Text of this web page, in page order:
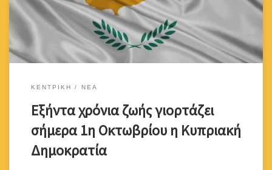
χωρίς την παρουσία κόσμου λόγω της πανδημίας και των
περιοριστικών μέτρων που προβλέπονται από […]
ΚΕΝΤΡΙΚΗ ΝΕΑ
Εξήντα χρόνια ζωής γιορτάζει
σήμερα 1η Οκτωβρίου η Κυπριακή
Δημοκρατία